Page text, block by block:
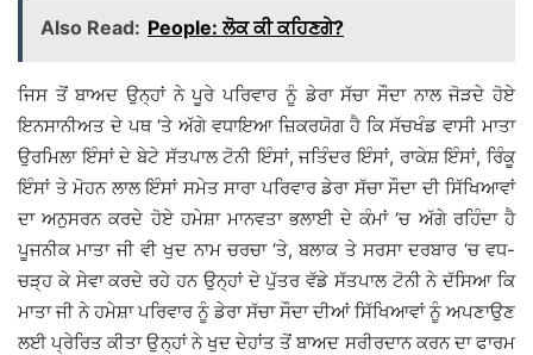
Also Read: People: ਲੋਕ ਕੀ ਕਹਿਣਗੇ?
ਜਿਸ ਤੋਂ ਬਾਅਦ ਉਨ੍ਹਾਂ ਨੇ ਪੂਰੇ ਪਰਿਵਾਰ ਨੂੰ ਡੇਰਾ ਸੱਚਾ ਸੌਦਾ ਨਾਲ ਜੋੜਦੇ ਹੋਏ
ਇਨਸਾਨੀਅਤ ਦੇ ਪਥ ‘ਤੇ ਅੱਗੇ ਵਧਾਇਆ ਜ਼ਿਕਰਯੋਗ ਹੈ ਕਿ ਸੱਚਖੰਡ ਵਾਸੀ ਮਾਤਾ
ਉਰਮਿਲਾ ਇੰਸਾਂ ਦੇ ਬੇਟੇ ਸੱਤਪਾਲ ਟੋਨੀ ਇੰਸਾਂ, ਜਤਿੰਦਰ ਇੰਸਾਂ, ਰਾਕੇਸ਼ ਇੰਸਾਂ, ਰਿੰਕੂ
ਇੰਸਾਂ ਤੇ ਮੋਹਨ ਲਾਲ ਇੰਸਾਂ ਸਮੇਤ ਸਾਰਾ ਪਰਿਵਾਰ ਡੇਰਾ ਸੱਚਾ ਸੌਦਾ ਦੀ ਸਿੱਖਿਆਵਾਂ
ਦਾ ਅਨੁਸਰਨ ਕਰਦੇ ਹੋਏ ਹਮੇਸ਼ਾ ਮਾਨਵਤਾ ਭਲਾਈ ਦੇ ਕੰਮਾਂ ‘ਚ ਅੱਗੇ ਰਹਿੰਦਾ ਹੈ
ਪੂਜਨੀਕ ਮਾਤਾ ਜੀ ਵੀ ਖੁਦ ਨਾਮ ਚਰਚਾ ‘ਤੇ, ਬਲਾਕ ਤੇ ਸਰਸਾ ਦਰਬਾਰ ‘ਚ ਵਧ-
ਚੜ੍ਹ ਕੇ ਸੇਵਾ ਕਰਦੇ ਰਹੇ ਹਨ ਉਨ੍ਹਾਂ ਦੇ ਪੁੱਤਰ ਵੱਡੇ ਸੱਤਪਾਲ ਟੋਨੀ ਨੇ ਦੱਸਿਆ ਕਿ
ਮਾਤਾ ਜੀ ਨੇ ਹਮੇਸ਼ਾ ਪਰਿਵਾਰ ਨੂੰ ਡੇਰਾ ਸੱਚਾ ਸੌਦਾ ਦੀਆਂ ਸਿੱਖਿਆਵਾਂ ਨੂੰ ਅਪਣਾਉਣ
ਲਈ ਪ੍ਰੇਰਿਤ ਕੀਤਾ ਉਨ੍ਹਾਂ ਨੇ ਖੁਦ ਦੇਹਾਂਤ ਤੋਂ ਬਾਅਦ ਸਰੀਰਦਾਨ ਕਰਨ ਦਾ ਫਾਰਮ